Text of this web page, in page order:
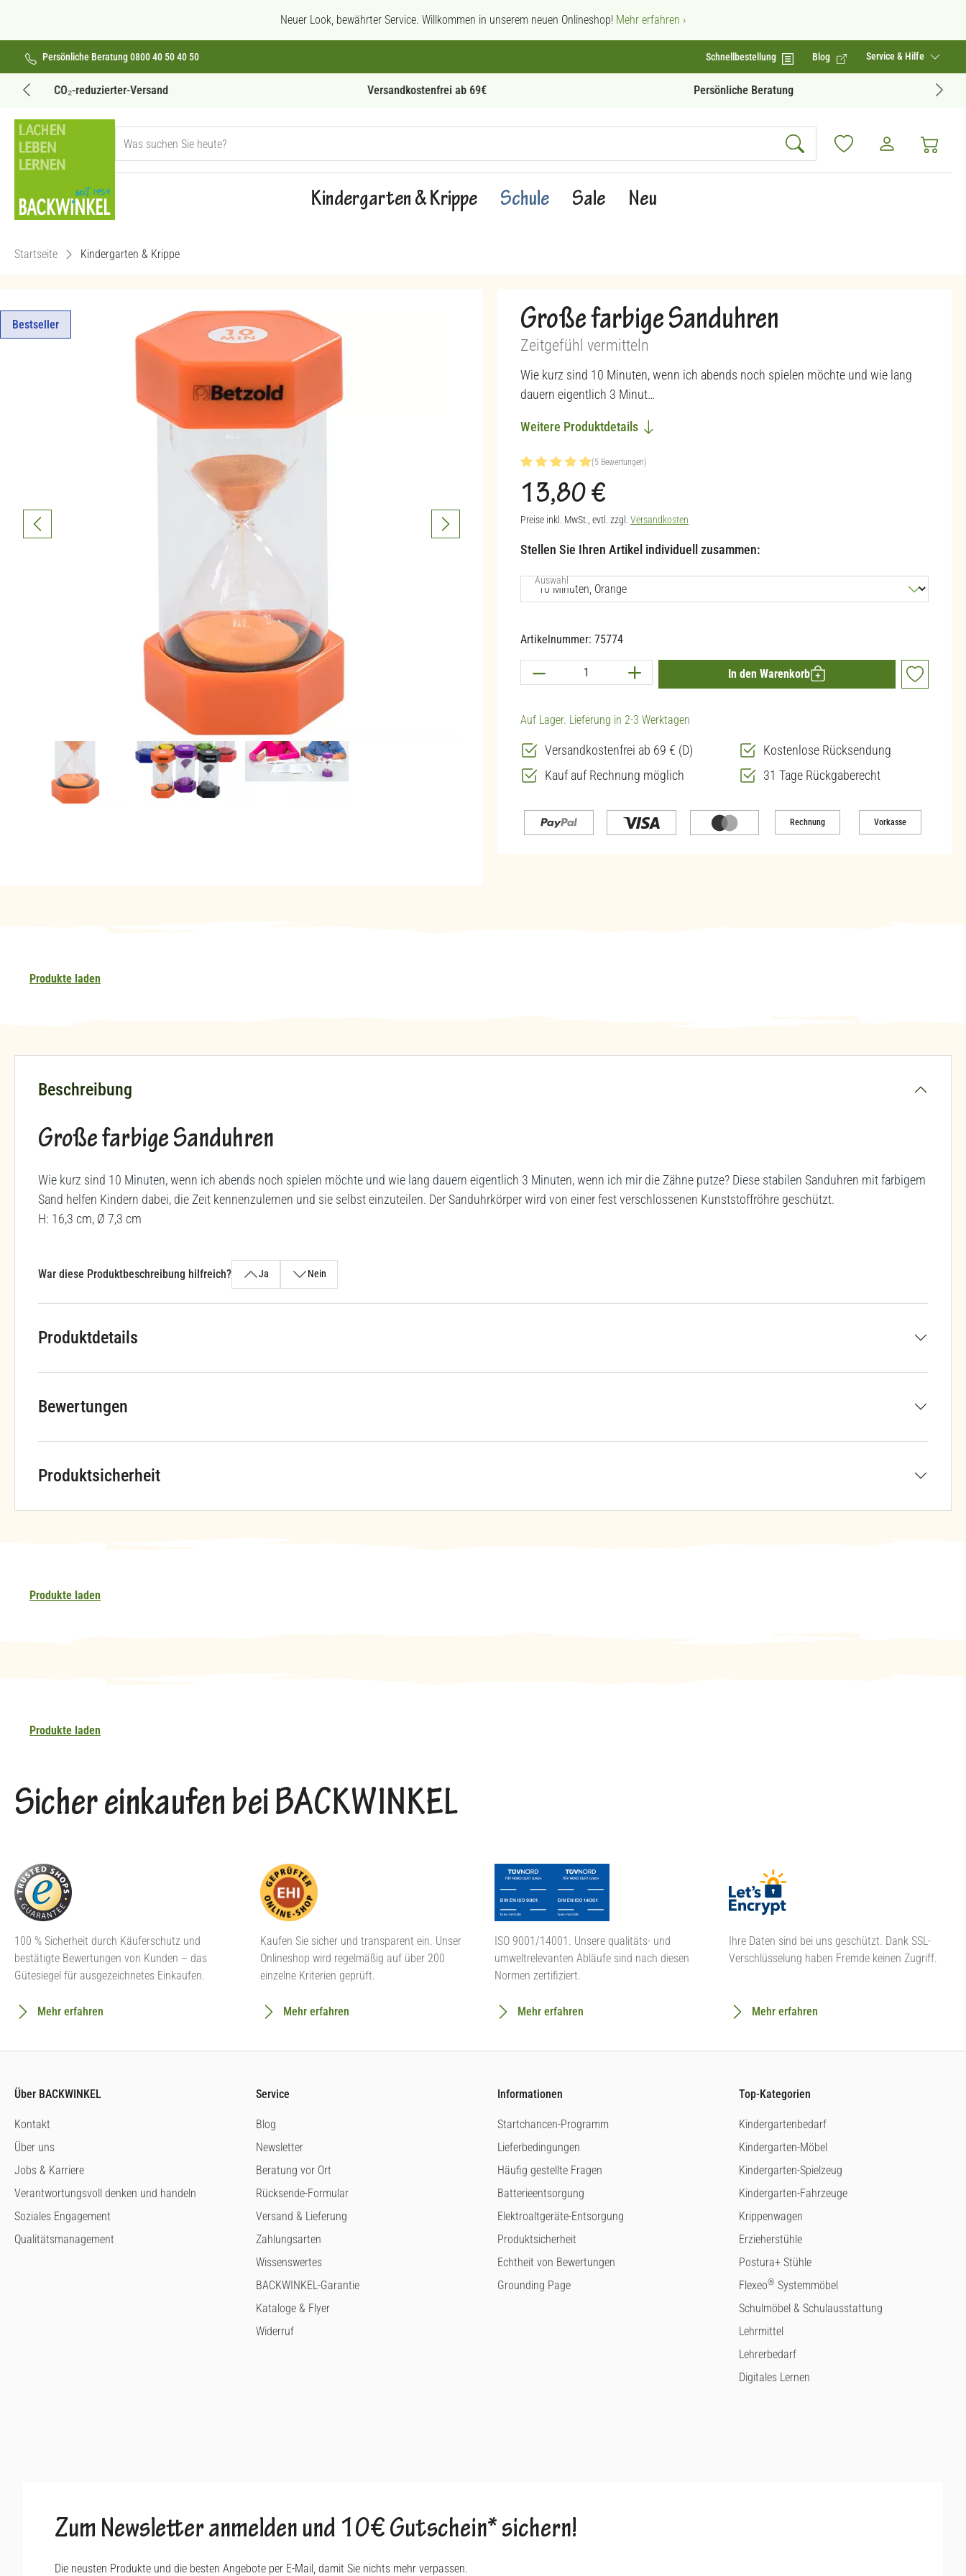
Neuer Look, bewährter Service. Willkommen in unserem neuen Onlineshop! Mehr erfahren ›
Persönliche Beratung 0800 40 50 40 50 Schnellbestellung Blog Service & Hilfe
Versandkostenfrei ab 69€ Persönliche Beratung Geprüfte Produktqualität
Kindergarten & Krippe Schule Sale Neu
Startseite Kindergarten & Krippe
Bestseller Große farbige Sanduhren
Zeitgefühl vermitteln
Wie kurz sind 10 Minuten, wenn ich abends noch spielen möchte und wie lang
dauern eigentlich 3 Minut…
Weitere Produktdetails
(5 Bewertungen)
Regulärer Preis:
13,80 €
Preise inkl. MwSt., evtl. zzgl. Versandkosten
Stellen Sie Ihren Artikel individuell zusammen:
Auswahlauswählen
Artikelnummer: 75774
Produkt Anzahl: Gib den gewünschten Wert ein oder benutze
In den Warenkorb
Auf Lager. Lieferung in 2-3 Werktagen
Versandkostenfrei ab 69 € (D)
Kostenlose Rücksendung
Kauf auf Rechnung möglich
31 Tage Rückgaberecht
Rechnung Vorkasse
Produkte laden
Beschreibung
Große farbige Sanduhren
Wie kurz sind 10 Minuten, wenn ich abends noch spielen möchte und wie lang dauern eigentlich 3 Minuten, wenn ich mir die Zähne putze? Diese stabilen Sanduhren mit farbigem
Sand helfen Kindern dabei, die Zeit kennenzulernen und sie selbst einzuteilen. Der Sanduhrkörper wird von einer fest verschlossenen Kunststoffröhre geschützt.
H: 16,3 cm, Ø 7,3 cm
War diese Produktbeschreibung hilfreich? Ja Nein
Produktdetails
Bewertungen
Produktsicherheit
Produkte laden
Produkte laden
Sicher einkaufen bei BACKWINKEL
100 % Sicherheit durch Käuferschutz und
bestätigte Bewertungen von Kunden – das
Gütesiegel für ausgezeichnetes Einkaufen.
Mehr erfahren
Kaufen Sie sicher und transparent ein. Unser
Onlineshop wird regelmäßig auf über 200
einzelne Kriterien geprüft.
Mehr erfahren
ISO 9001/14001. Unsere qualitäts- und
umweltrelevanten Abläufe sind nach diesen
Normen zertifiziert.
Mehr erfahren
Ihre Daten sind bei uns geschützt. Dank SSL-
Verschlüsselung haben Fremde keinen Zugriff.
Mehr erfahren
Über BACKWINKEL
Kontakt
Über uns
Jobs & Karriere
Verantwortungsvoll denken und handeln
Soziales Engagement
Qualitätsmanagement
Service
Blog
Newsletter
Beratung vor Ort
Rücksende-Formular
Versand & Lieferung
Zahlungsarten
Wissenswertes
BACKWINKEL-Garantie
Kataloge & Flyer
Widerruf
Informationen
Startchancen-Programm
Lieferbedingungen
Häufig gestellte Fragen
Batterieentsorgung
Elektroaltgeräte-Entsorgung
Produktsicherheit
Echtheit von Bewertungen
Grounding Page
Top-Kategorien
Kindergartenbedarf
Kindergarten-Möbel
Kindergarten-Spielzeug
Kindergarten-Fahrzeuge
Krippenwagen
Erzieherstühle
Postura+ Stühle
Flexeo® Systemmöbel
Schulmöbel & Schulausstattung
Lehrmittel
Lehrerbedarf
Digitales Lernen
Zum Newsletter anmelden und 10€ Gutschein* sichern!
Die neusten Produkte und die besten Angebote per E-Mail, damit Sie nichts mehr verpassen.